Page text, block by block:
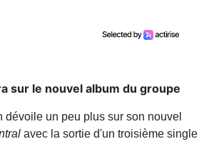
sur le nouvel album du groupe
dévoile un peu plus sur son nouvel
avec la sortie d'un troisième single